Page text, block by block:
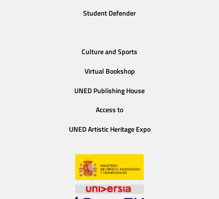
Student Defender
Culture and Sports
Virtual Bookshop
UNED Publishing House
Access to
UNED Artistic Heritage Expo